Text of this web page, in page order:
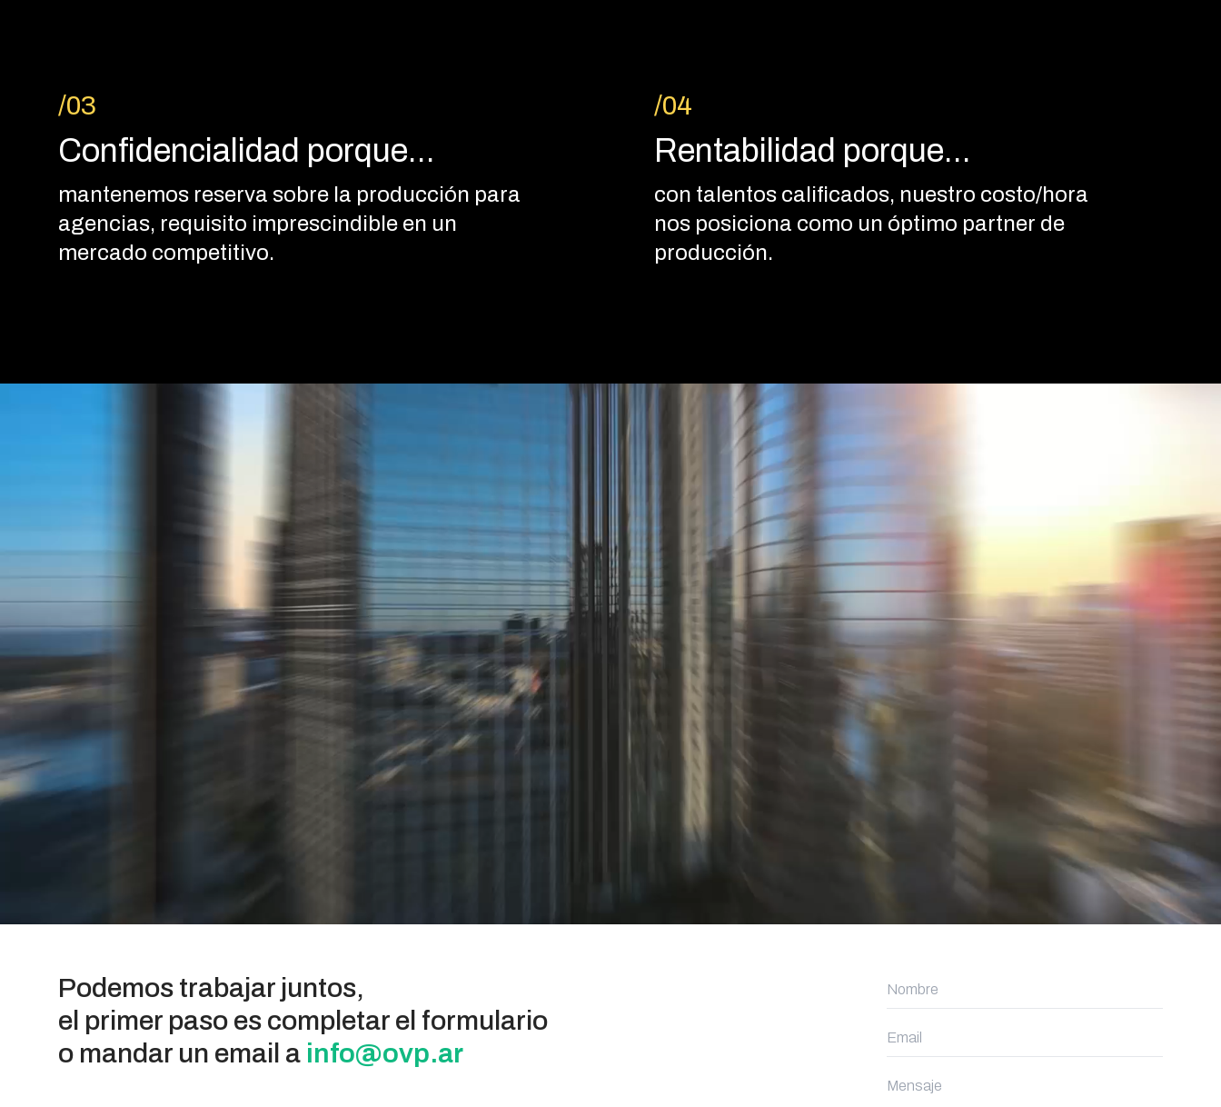
/03
Confidencialidad porque...
mantenemos reserva sobre la producción para
agencias, requisito imprescindible en un
mercado competitivo.
/04
Rentabilidad porque...
con talentos calificados, nuestro costo/hora
nos posiciona como un óptimo partner de
producción.
Podemos trabajar juntos,
el primer paso es completar el formulario
o mandar un email a info@ovp.ar